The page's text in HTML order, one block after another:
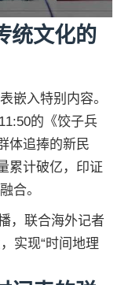
统文化的
嵌入特别内容。
的《饺子兵
体追捧的新民
累计破亿，印证
合。
，联合海外记者
实现“时间地理